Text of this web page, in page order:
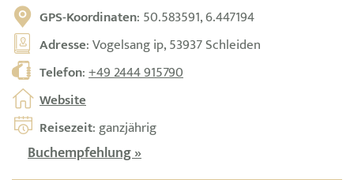
GPS-Koordinaten: 50.583591, 6.447194
Adresse: Vogelsang ip, 53937 Schleiden
Telefon:+49 2444 915790
Website
Reisezeit: ganzjährig
Buchempfehlung »